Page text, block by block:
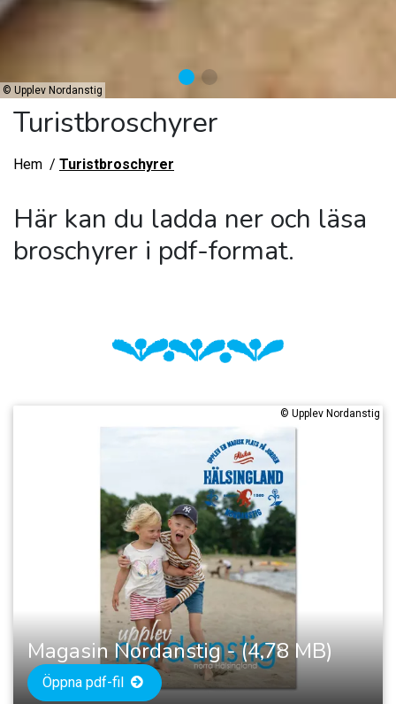
© Upplev Nordanstig
Turistbroschyrer
Hem Turistbroschyrer
Här kan du ladda ner och läsa
broschyrer i pdf-format.
© Upplev Nordanstig
Magasin Nordanstig - (4,78 MB)
Öppna pdf-fil